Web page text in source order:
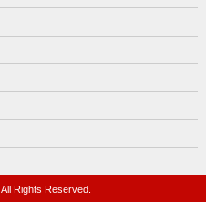
All Rights Reserved.